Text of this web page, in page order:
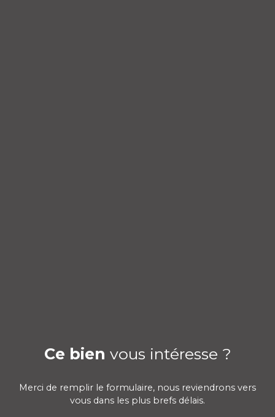
Ce bien vous intéresse ?
Merci de remplir le formulaire, nous reviendrons vers
vous dans les plus brefs délais.